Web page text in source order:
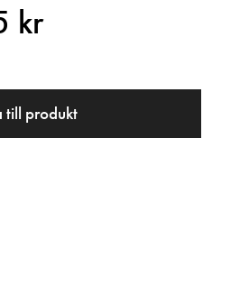
kr
till produkt